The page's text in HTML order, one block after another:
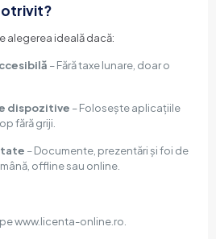
alegerea ideală dacă:
– Fără taxe lunare, doar o
dispozitive – Folosește aplicațiile
fără griji.
– Documente, prezentări și foi de
offline sau online.
www.licenta-online.ro.